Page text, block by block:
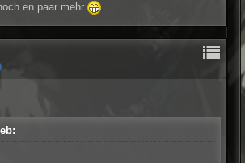
en paar mehr